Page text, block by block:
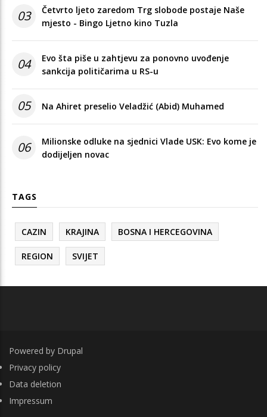
03
Četvrto ljeto zaredom Trg slobode postaje Naše
mjesto - Bingo Ljetno kino Tuzla
04
Evo šta piše u zahtjevu za ponovno uvođenje
sankcija političarima u RS-u
05 Na Ahiret preselio Veladžić (Abid) Muhamed
06
Milionske odluke na sjednici Vlade USK: Evo kome je
dodijeljen novac
TAGS
CAZIN KRAJINA BOSNA I HERCEGOVINA
REGION SVIJET
Powered by Drupal
FOOTER
Privacy policy
Data deletion
Impressum